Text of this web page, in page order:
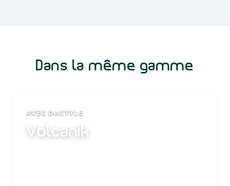
Dans la même gamme
AVEC DACTYLE
Volcanik